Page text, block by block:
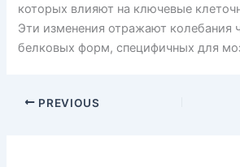
которых влияют на ключевые
Эти изменения отражают колебания
белковых форм, специфичных для
PREVIOUS